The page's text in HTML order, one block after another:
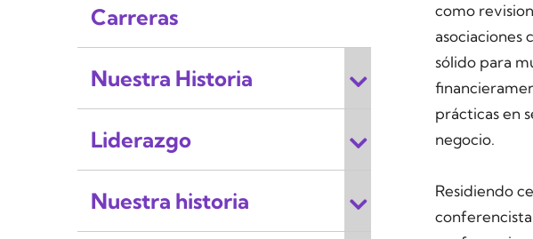
como
asociaciones
sólido para
prácticas en
negocio.
Residiendo
Carreras
Nuestra Historia
Liderazgo
Nuestra historia